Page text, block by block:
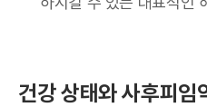
건강 상태와 사후피임